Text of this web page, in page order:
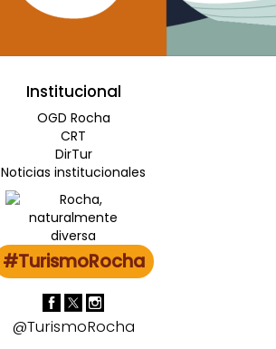
Institucional
OGD Rocha
CRT
DirTur
Noticias institucionales
#TurismoRocha
@TurismoRocha